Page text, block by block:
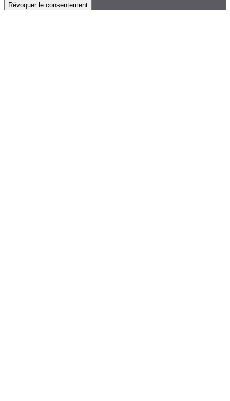
Révoquer le consentement